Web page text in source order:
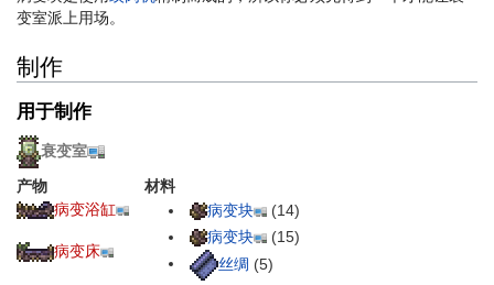
变室派上用场。
制作
用于制作
衰变室
产物
材料
病变浴缸
病变块 (14)
病变床
病变块
(15)
丝绸 (5)